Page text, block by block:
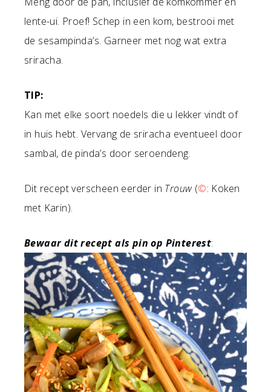
lente-ui. Proef! Schep in een kom, bestrooi met
de sesampinda’s. Garneer met nog wat extra
sriracha.
TIP:
Kan met elke soort noedels die u lekker vindt of
in huis hebt. Vervang de sriracha eventueel door
sambal, de pinda’s door seroendeng.
Dit recept verscheen eerder in Trouw(©: Koken
met Karin).
Bewaar dit recept als pin op Pinterest: